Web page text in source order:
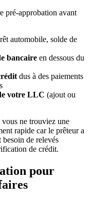
pré-approbation avant
automobile, solde de
bancaire en dessous du
dus à des paiements
votre LLC (ajout ou
ne trouviez une
rapide car le prêteur a
besoin de relevés
de crédit.
pour